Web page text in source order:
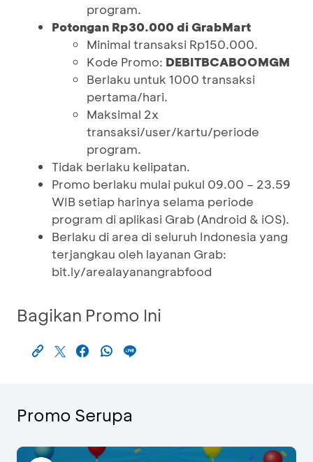
program.
Potongan Rp30.000 di GrabMart
Minimal transaksi Rp150.000.
Kode Promo: DEBITBCABOOMGM
Berlaku untuk 1000 transaksi
pertama/hari.
Maksimal 2x
transaksi/user/kartu/periode
program.
Tidak berlaku kelipatan.
Promo berlaku mulai pukul 09.00 – 23.59
WIB setiap harinya selama periode
program di aplikasi Grab (Android & iOS).
Berlaku di area di seluruh Indonesia yang
terjangkau oleh layanan Grab:
bit.ly/arealayanangrabfood
Bagikan Promo Ini
Promo Serupa